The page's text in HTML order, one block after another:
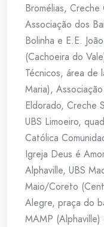
Bromélias,
Associação dos
Bolinha e E.E.
(Cachoeira do
Técnicos, área de
Maria),
Eldorado, Creche
UBS Limoeiro,
Católica
Igreja Deus é
Alphaville, UBS
Maio/Coreto
Alegre, praça do
MAMP